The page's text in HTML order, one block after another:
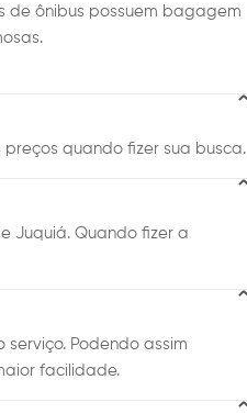
de ônibus possuem bagagem
quando fizer sua busca.
Juquiá. Quando fizer a
Podendo assim
facilidade.